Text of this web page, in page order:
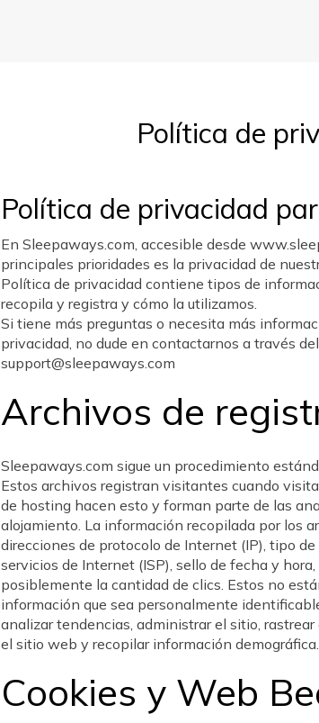
Política de
Política de privacidad
En Sleepaways.com, accesible desde
principales prioridades es la privacidad de
Política de privacidad contiene tipos de
recopila y registra y cómo la utilizamos.
Si tiene más preguntas o necesita más
privacidad, no dude en contactarnos a través
support@sleepaways.com
Archivos de
Sleepaways.com sigue un procedimiento
Estos archivos registran visitantes cuando
de hosting hacen esto y forman parte de las
alojamiento. La información recopilada por los
direcciones de protocolo de Internet (IP), tipo
servicios de Internet (ISP), sello de fecha y
posiblemente la cantidad de clics. Estos no
información que sea personalmente
analizar tendencias, administrar el sitio,
el sitio web y recopilar información demográfica.
Cookies y Web